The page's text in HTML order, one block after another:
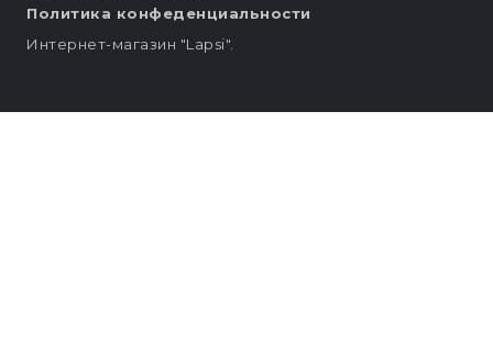
Политика конфеденциальности
Интернет-магазин "Lapsi".